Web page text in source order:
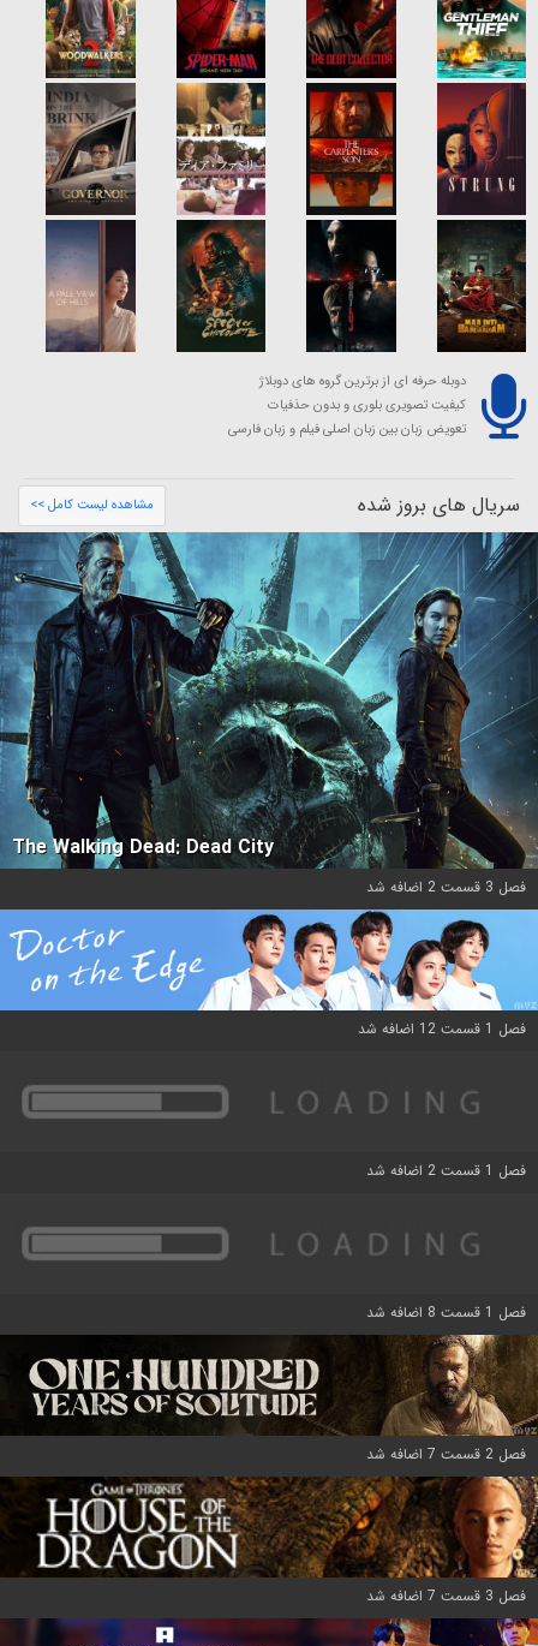
دوبله حرفه ای از برترین گروه های دوبلاژ
کیفیت تصویری بلوری و بدون حذفیات
تعویض زبان بین زبان اصلی فیلم و زبان فارسی
سریال های بروز شده مشاهده لیست کامل >>
The Walking Dead: Dead City
فصل 3 قسمت 2 اضافه شد
فصل 1 قسمت 12 اضافه شد
فصل 1 قسمت 2 اضافه شد
فصل 1 قسمت 8 اضافه شد
فصل 2 قسمت 7 اضافه شد
فصل 3 قسمت 7 اضافه شد